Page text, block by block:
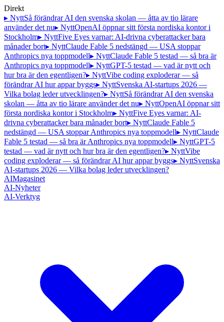
Direkt
▸ NyttSå förändrar AI den svenska skolan — åtta av tio lärare
använder det nu▸ NyttOpenAI öppnar sitt första nordiska kontor i
Stockholm▸ NyttFive Eyes varnar: AI-drivna cyberattacker bara
månader bort▸ NyttClaude Fable 5 nedstängd — USA stoppar
Anthropics nya toppmodell▸ NyttClaude Fable 5 testad — så bra är
Anthropics nya toppmodell▸ NyttGPT-5 testad — vad är nytt och
hur bra är den egentligen?▸ NyttVibe coding exploderar — så
förändrar AI hur appar byggs▸ NyttSvenska AI-startups 2026 —
Vilka bolag leder utvecklingen?▸ NyttSå förändrar AI den svenska
skolan — åtta av tio lärare använder det nu▸ NyttOpenAI öppnar sitt
första nordiska kontor i Stockholm▸ NyttFive Eyes varnar: AI-
drivna cyberattacker bara månader bort▸ NyttClaude Fable 5
nedstängd — USA stoppar Anthropics nya toppmodell▸ NyttClaude
Fable 5 testad — så bra är Anthropics nya toppmodell▸ NyttGPT-5
testad — vad är nytt och hur bra är den egentligen?▸ NyttVibe
coding exploderar — så förändrar AI hur appar byggs▸ NyttSvenska
AI-startups 2026 — Vilka bolag leder utvecklingen?
AIMagasinet
AI-Nyheter
AI-Verktyg